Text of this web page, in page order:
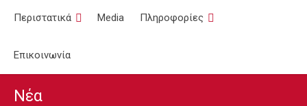
Περιστατικά Media Πληροφορίες
Επικοινωνία
Νέα